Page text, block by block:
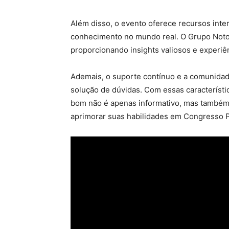
Além disso, o evento oferece recursos
conhecimento no mundo real. O Grupo
proporcionando insights valiosos e
Ademais, o suporte contínuo e a
solução de dúvidas. Com essas
bom não é apenas informativo, mas
aprimorar suas habilidades em Congresso